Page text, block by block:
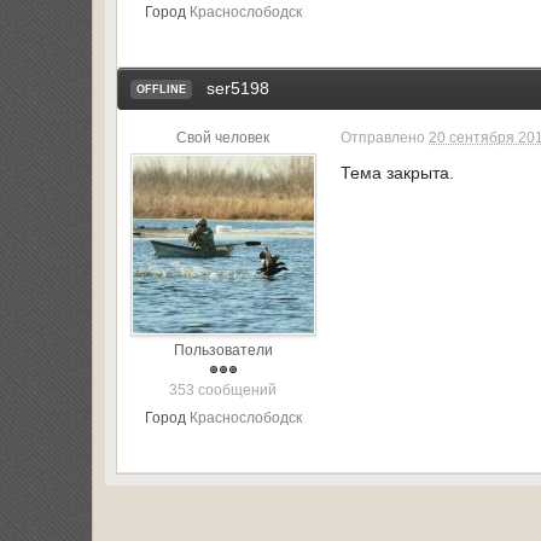
Город Краснослободск
OFFLINE ser5198
Свой человек
Пользователи
353 сообщений
Город Краснослободск
Отправлено20 сентября
Тема закрыта.